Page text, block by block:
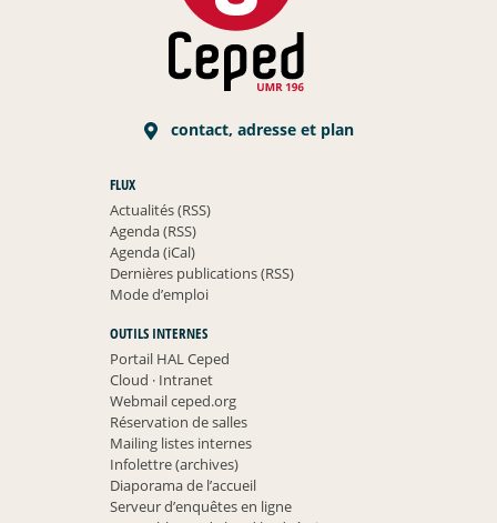
contact, adresse et plan
FLUX
Actualités (RSS)
Agenda (RSS)
Agenda (iCal)
Dernières publications (RSS)
Mode d’emploi
OUTILS INTERNES
Portail HAL Ceped
Cloud ·Intranet
Webmail ceped.org
Réservation de salles
Mailing listes internes
Infolettre (archives)
Diaporama de l’accueil
Serveur d’enquêtes en ligne